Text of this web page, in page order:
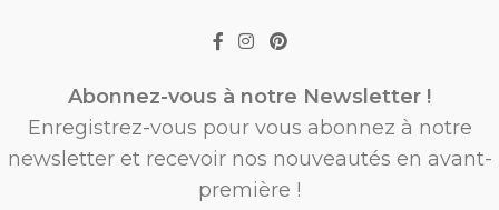
Abonnez-vous à notre Newsletter !
Enregistrez-vous pour vous abonnez à notre
newsletter et recevoir nos nouveautés en avant-
première !